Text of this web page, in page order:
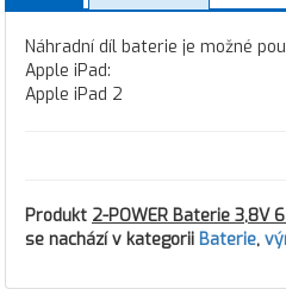
Náhradní díl baterie je možné
Apple iPad:
Apple iPad 2
Produkt 2-POWER Baterie 3,8V
se nachází v kategorii Baterie,